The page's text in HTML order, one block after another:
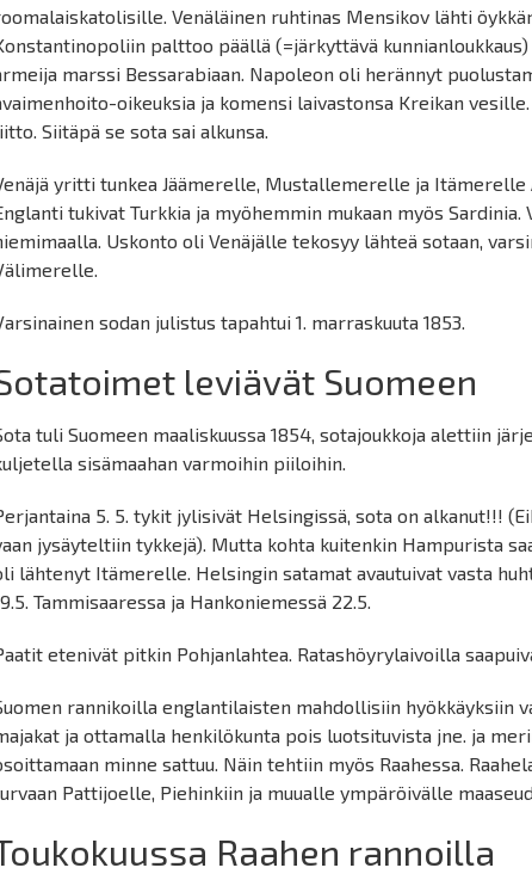
Venäläinen ruhtinas Mensikov lähti
palttoo päällä (=järkyttävä
marssi Bessarabiaan. Napoleon oli herännyt
oikeuksia ja komensi laivastonsa Kreikan
Siitäpä se sota sai alkunsa.
yritti tunkea Jäämerelle, Mustallemerelle ja Itämerelle
tukivat Turkkia ja myöhemmin mukaan myös
Uskonto oli Venäjälle tekosyy lähteä sotaan,
sodan julistus tapahtui 1. marraskuuta 1853.
leviävät Suomeen
tuli Suomeen maaliskuussa 1854, sotajoukkoja alettiin
sisämaahan varmoihin piiloihin.
5. 5. tykit jylisivät Helsingissä, sota on alkanut!!!
jysäyteltiin tykkejä). Mutta kohta kuitenkin Hampurista
lähtenyt Itämerelle. Helsingin satamat avautuivat vasta
Tammisaaressa ja Hankoniemessä 22.5.
etenivät pitkin Pohjanlahtea. Ratashöyrylaivoilla
rannikoilla englantilaisten mahdollisiin hyökkäyksiin
ja ottamalla henkilökunta pois luotsituvista jne. ja
minne sattuu. Näin tehtiin myös Raahessa.
Pattijoelle, Piehinkiin ja muualle ympäröivälle
Raahen rannoilla